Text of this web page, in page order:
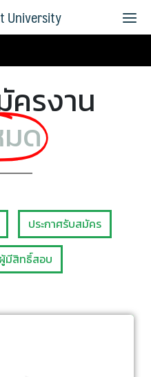
University
ครงาน
ด
ประกาศรับสมัคร
มีสิทธิ์สอบ